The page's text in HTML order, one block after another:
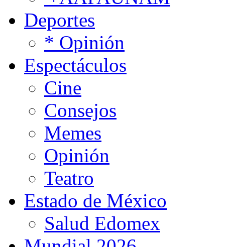
Deportes
* Opinión
Espectáculos
Cine
Consejos
Memes
Opinión
Teatro
Estado de México
Salud Edomex